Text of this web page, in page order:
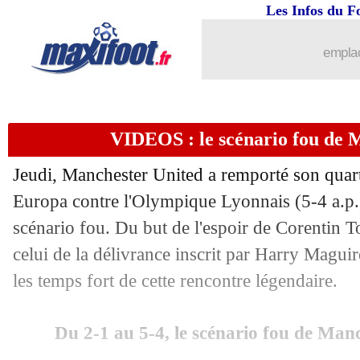
Les Infos du
VIDEOS : le scénario fou de
Jeudi, Manchester United a remporté son
Europa contre l'Olympique Lyonnais (5-4
scénario fou. Du but de l'espoir de Corentin
celui de la délivrance inscrit par Harry
les temps fort de cette rencontre légendaire.
Du 2-1 au 5-4, le scénario fou de
: le message de Balerdi
18/04 Argentine: L. Messi - "j'ai tout
18/04 Lyon: Fonseca optimiste pour la fin
18/04 Inter: Thuram blessé aux adducteurs
18/04 PSG: Luis Enrique - "écrire l'histoire"
18/04 Barça: Messi voulait bien revenir en
PSG: Pacho forfait face au Havre